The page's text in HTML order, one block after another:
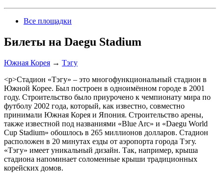
Все площадки
Билеты на Daegu Stadium
Южная Корея → Тэгу
<p>Стадион «Тэгу» – это многофункциональный стадион в
Южной Корее. Был построен в одноимённом городе в 2001
году. Строительство было приурочено к чемпионату мира по
футболу 2002 года, который, как известно, совместно
принимали Южная Корея и Япония. Строительство арены,
также известной под названиями «Blue Arc» и «Daegu World
Cup Stadium» обошлось в 265 миллионов долларов. Стадион
расположен в 20 минутах езды от аэропорта города Тэгу.
«Тэгу» имеет уникальный дизайн. Так, например, крыша
стадиона напоминает соломенные крыши традиционных
корейских домов.